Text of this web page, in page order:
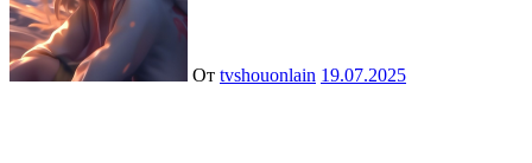
От tvshouonlain 19.07.2025